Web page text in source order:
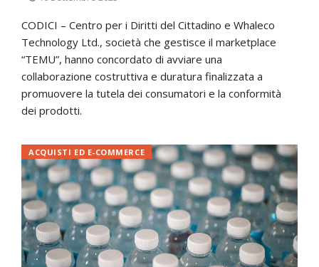
CODICI – Centro per i Diritti del Cittadino e Whaleco
Technology Ltd., società che gestisce il marketplace
“TEMU”, hanno concordato di avviare una
collaborazione costruttiva e duratura finalizzata a
promuovere la tutela dei consumatori e la conformità
dei prodotti.
ACQUISTI ED E-COMMERCE